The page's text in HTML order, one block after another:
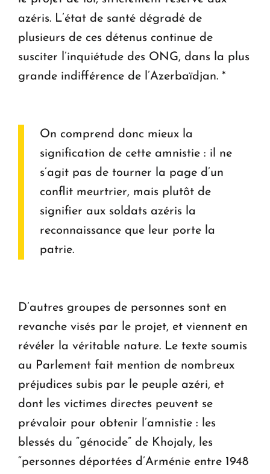
azéris. L’état de santé dégradé de
plusieurs de ces détenus continue de
susciter l’inquiétude des ONG, dans la plus
grande indifférence de l’Azerbaïdjan. *
On comprend donc mieux la
signification de cette amnistie : il ne
s’agit pas de tourner la page d’un
conflit meurtrier, mais plutôt de
signifier aux soldats azéris la
reconnaissance que leur porte la
patrie.
D’autres groupes de personnes sont en
revanche visés par le projet, et viennent en
révéler la véritable nature. Le texte soumis
au Parlement fait mention de nombreux
préjudices subis par le peuple azéri, et
dont les victimes directes peuvent se
prévaloir pour obtenir l’amnistie : les
blessés du “génocide” de Khojaly, les
“personnes déportées d’Arménie entre 1948